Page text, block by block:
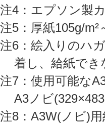
注4：エプソン製
注5：厚紙105g/m²
注6：絵入りのハ
着し、給紙で
注7：使用可能な
A3ノビ
注8：A3W(ノビ)